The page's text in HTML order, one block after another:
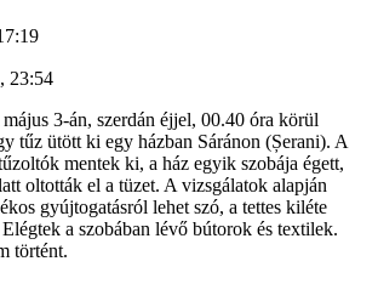
23:54
3-án, szerdán éjjel, 00.40 óra körül
tűz ütött ki egy házban Sáránon (Șerani). A
mentek ki, a ház egyik szobája égett,
oltották el a tüzet. A vizsgálatok alapján
gyújtogatásról lehet szó, a tettes kiléte
a szobában lévő bútorok és textilek.
történt.